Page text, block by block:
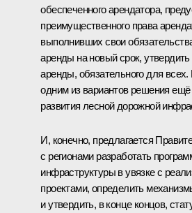
обеспеченного арендатора,
преимущественного права
выполнивших свои
аренды на новый срок,
аренды, обязательного для
одним из вариантов решения
развития лесной дорожной
И, конечно, предлагается
с регионами разработать
инфраструктуры в увязке с
проектами, определить
и утвердить, в конце концов,